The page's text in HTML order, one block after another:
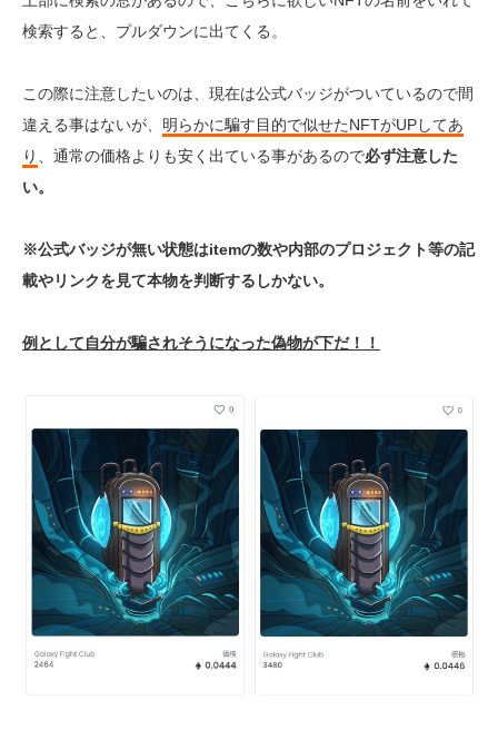
検索すると、プルダウンに出てくる。
この際に注意したいのは、現在は公式バッジがついているので間
違える事はないが、 明らかに騙す目的で似せたNFTがUPしてあ
り 、通常の価格よりも安く出ている事があるので必ず注意した
い。
※公式バッジが無い状態はitemの数や内部のプロジェクト等の記
載やリンクを見て本物を判断するしかない。
例として自分が騙されそうになった偽物が下だ！！